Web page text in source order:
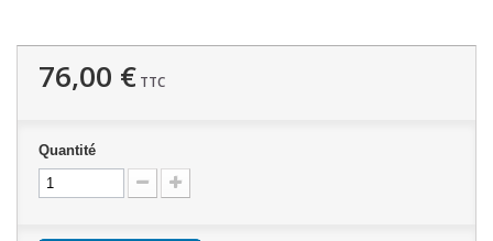
76,00 € TTC
Quantité